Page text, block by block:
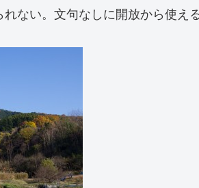
ない。文句なしに開放から使え